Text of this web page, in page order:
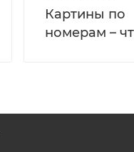
Картины по
номерам –